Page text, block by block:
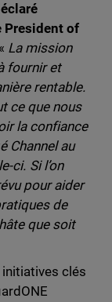
President of
La mission
fournir et
rentable.
ce que nous
la confiance
Channel au
ci. Si l’on
pour aider
de
que soit
clés